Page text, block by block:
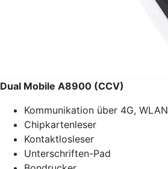
Dual Mobile A8900 (CCV)
Kommunikation über 4G, WLAN
Chipkartenleser
Kontaktlosleser
Unterschriften-Pad